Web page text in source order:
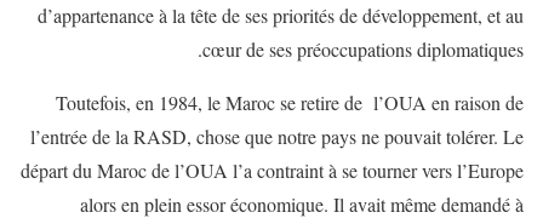
d’appartenance à la tête de ses priorités de développement, et au
cœur de ses préoccupations diplomatiques.
Toutefois, en 1984, le Maroc se retire de l’OUA en raison de
l’entrée de la RASD, chose que notre pays ne pouvait tolérer. Le
départ du Maroc de l’OUA l’a contraint à se tourner vers l’Europe
alors en plein essor économique. Il avait même demandé à